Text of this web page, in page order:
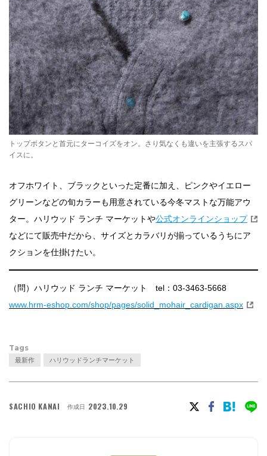
トップボタンと首元にターコイズをオン。さり気なくも違いを主張するスパ
イスに。
オフホワイト、ブラックといった定番に加え、ピンクやイエロー
グリーンなどの旬カラーも用意されている今冬マストな万能アウ
ター。ハリウッド ランチ マーケットや公式オンラインショップ
などにて販売中だから、サイズとカラバリが揃っているうちにア
クションを仕掛けたい。
（問）ハリウッド ランチ マーケット tel：03-3463-5668
www.hrm-eshop.com/shop/pages/solid_mohair_cardigan.aspx
Tags
最新作 ハリウッドランチマーケット
SACHIO KANAI 作成日 2023.10.29